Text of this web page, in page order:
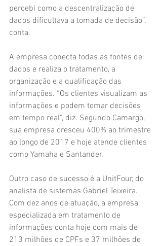
percebi como a descentralização de
dados dificultava a tomada de decisão”,
conta.
A empresa conecta todas as fontes de
dados e realiza o tratamento, a
organização e a qualificação das
informações. “Os clientes visualizam as
informações e podem tomar decisões
em tempo real”, diz. Segundo Camargo,
sua empresa cresceu 400% ao trimestre
ao longo de 2017 e hoje atende clientes
como Yamaha e Santander.
Outro caso de sucesso é a UnitFour, do
analista de sistemas Gabriel Teixeira.
Com dez anos de atuação, a empresa
especializada em tratamento de
informações conta hoje com mais de
213 milhões de CPFs e 37 milhões de